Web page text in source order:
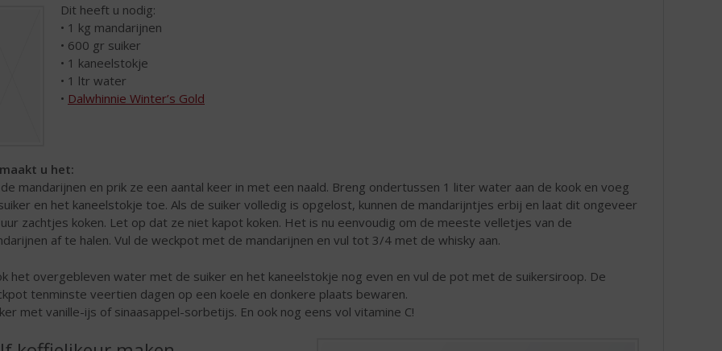
Dit heeft u nodig:
• 1 kg mandarijnen
• 600 gr suiker
• 1 kaneelstokje
• 1 ltr water
• Dalwhinnie Winter’s Gold
u het:
mandarijnen en prik ze een aantal keer in met een naald. Breng ondertussen 1 liter water aan de kook en voeg
en het kaneelstokje toe. Als de suiker volledig is opgelost, kunnen de mandarijntjes erbij en laat dit ongeveer
zachtjes koken. Let op dat ze niet kapot koken. Het is nu eenvoudig om de meeste velletjes van de
af te halen. Vul de weckpot met de mandarijnen en vul tot 3/4 met de whisky aan.
het overgebleven water met de suiker en het kaneelstokje nog even en vul de pot met de suikersiroop. De
tenminste veertien dagen op een koele en donkere plaats bewaren.
met vanille-ijs of sinaasappel-sorbetijs. En ook nog eens vol vitamine C!